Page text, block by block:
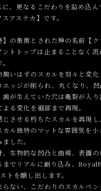
に、更なるこだわりを詰め込ん
アステカ】です。
】の象徴とされた神の名前【ク
ントトップは止まることなく流
無いはずのスカルを刻々と変化
エッジが削られ、丸くなり、
歯が生えていた穴は亀裂が入り
る変化を細部まで再現。
させる朽ちたスカルを再現し
ル独特のマットな雰囲気を小
した。
、生物的な凹凸と曲線、表面の
までリアルに創り込み、
トを醸し出します。
ない、こだわりのスカルペン